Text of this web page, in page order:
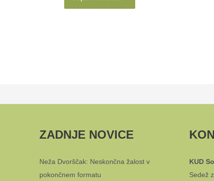
ZADNJE NOVICE
Neža Dvorščak: Neskončna žalost v
pokončnem formatu
KUD
Sedež